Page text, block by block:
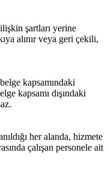
şartları yerine
alınır veya geri çekili,
kapsamındaki
kapsamı dışındaki
her alanda, hizmete
çalışan personele ait